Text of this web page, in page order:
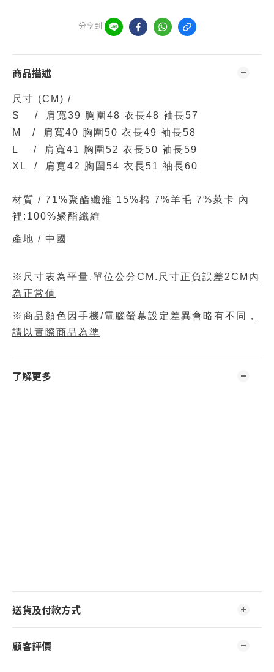
分享到
商品描述
尺寸 (CM) /
S / 肩寬39 胸圍48 衣長48 袖長57
M / 肩寬40 胸圍50 衣長49 袖長58
L / 肩寬41 胸圍52 衣長50 袖長59
XL / 肩寬42 胸圍54 衣長51 袖長60
材質 / 71%聚酯纖維 15%棉 7%羊毛 7%萊卡 內
裡:100%聚酯纖維
產地 / 中國
※尺寸表為平量.單位公分CM.尺寸正負誤差2CM內
為正常值
※商品顏色因手機/電腦螢幕設定差異會略有不同，
請以實際商品為準
了解更多
送貨及付款方式
顧客評價